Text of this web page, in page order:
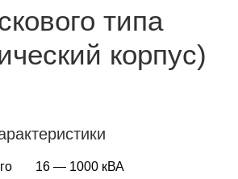
типа
корпус)
16 — 1000 кВА